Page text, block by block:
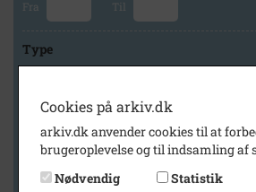
Fra Til
Type
Arkiv
Lokalarkivet Alsønderup -Tjæreby
Cookies på arkiv.dk
arkiv.dk anvender cookies til at
brugeroplevelse og til indsamling af
Nødvendig
Statistik